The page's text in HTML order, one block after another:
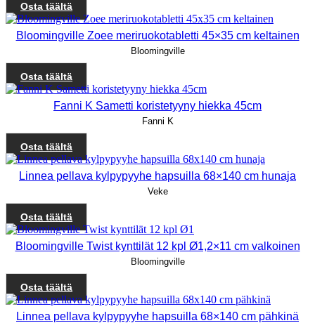
Osta täältä
Bloomingville Zoee meriruokotabletti 45×35 cm keltainen
Bloomingville
Osta täältä
Fanni K Sametti koristetyyny hiekka 45cm
Fanni K
Osta täältä
Linnea pellava kylpypyyhe hapsuilla 68×140 cm hunaja
Veke
Osta täältä
Bloomingville Twist kynttilät 12 kpl Ø1,2×11 cm valkoinen
Bloomingville
Osta täältä
Linnea pellava kylpypyyhe hapsuilla 68×140 cm pähkinä